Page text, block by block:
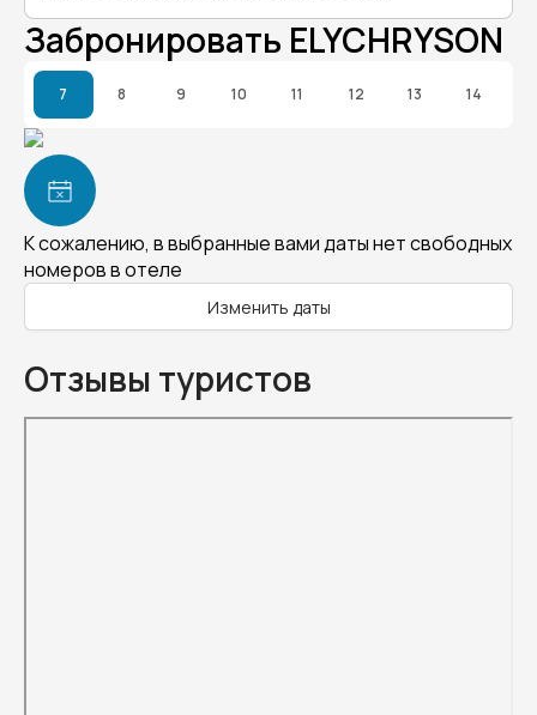
Забронировать ELYCHRYSON
7 8 9 10 11 12 13 14
К сожалению, в выбранные вами даты нет свободных
номеров в отеле
Изменить даты
Отзывы туристов